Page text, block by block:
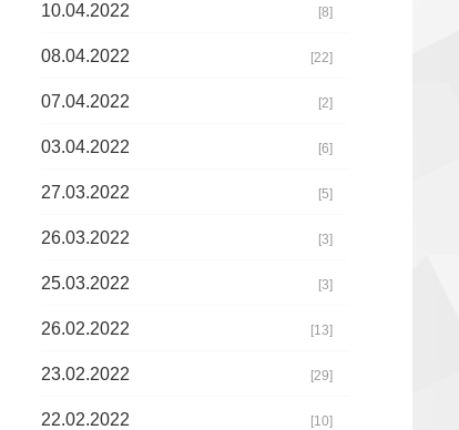
10.04.2022 [8]
08.04.2022 [22]
07.04.2022 [2]
03.04.2022 [6]
27.03.2022 [5]
26.03.2022 [3]
25.03.2022 [3]
26.02.2022 [13]
23.02.2022 [29]
22.02.2022 [10]